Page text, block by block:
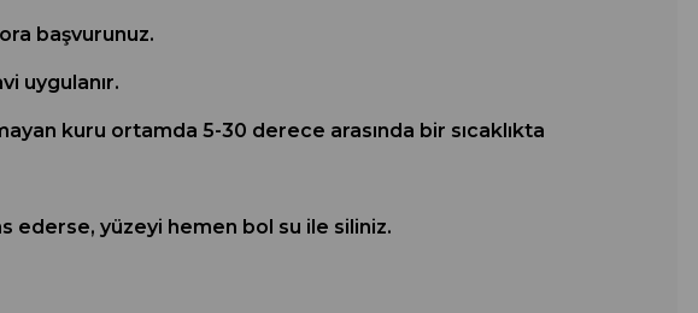
başvurunuz.
uygulanır.
kuru ortamda 5-30 derece arasında bir sıcaklıkta
ederse, yüzeyi hemen bol su ile siliniz.